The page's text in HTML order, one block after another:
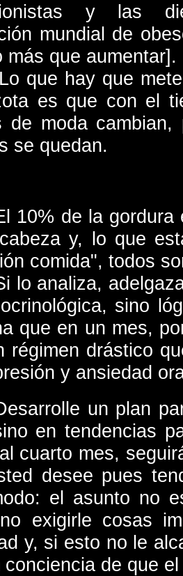
y las
mundial de
más que aumentar].
Lo que hay que
es que con el
de moda cambian,
se quedan.
10% de la
y, lo que
comida", todos
lo analiza,
sino
que en un mes,
régimen drástico
y ansiedad
un plan
en tendencias
cuarto mes,
desee pues
el asunto no
exigirle cosas
y, si esto no le
conciencia de que